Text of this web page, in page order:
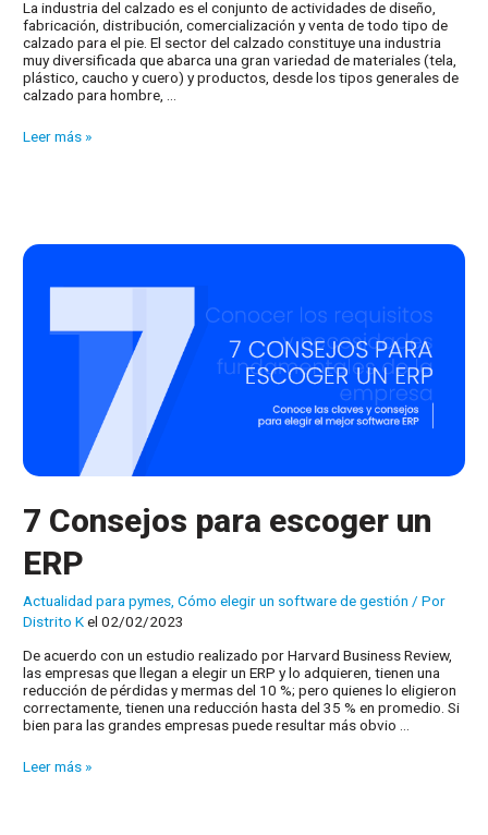
La industria del calzado es el conjunto de actividades de diseño,
fabricación, distribución, comercialización y venta de todo tipo de
calzado para el pie. El sector del calzado constituye una industria
muy diversificada que abarca una gran variedad de materiales (tela,
plástico, caucho y cuero) y productos, desde los tipos generales de
calzado para hombre, …
El
Leer más »
7 Consejos para escoger un
ERP
Actualidad para pymes ,Cómo elegir un software de gestión / Por
Distrito Kel 02/02/2023
De acuerdo con un estudio realizado por Harvard Business Review,
las empresas que llegan a elegir un ERP y lo adquieren, tienen una
reducción de pérdidas y mermas del 10 %; pero quienes lo eligieron
correctamente, tienen una reducción hasta del 35 % en promedio. Si
bien para las grandes empresas puede resultar más obvio …
7
Leer más »